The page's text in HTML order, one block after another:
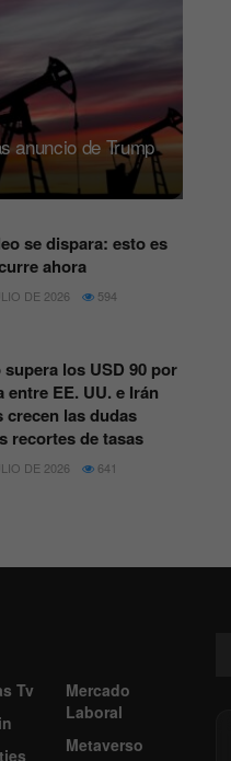
anuncio de Trump
se dispara: esto es
ahora
DE 2026 594
supera los USD 90 por
entre EE. UU. e Irán
crecen las dudas
recortes de tasas
DE 2026 641
Tv
Mercado
Laboral
Metaverso